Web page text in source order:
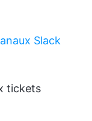
Slack
tickets